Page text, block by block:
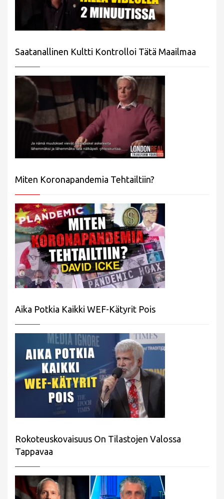
Saatanallinen Kultti Kontrolloi Tätä Maailmaa
Miten Koronapandemia Tehtailtiin?
Aika Potkia Kaikki WEF-Kätyrit Pois
Rokoteuskovaisuus On Tilastojen Valossa
Tappavaa